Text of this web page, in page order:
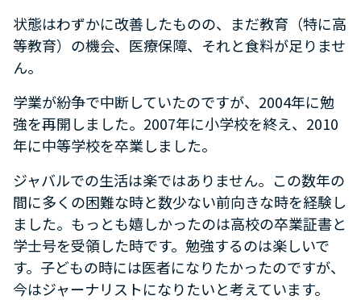
状態はわずかに改善したものの、まだ教育（特に高
等教育）の機会、医療保障、それと食料が足りませ
ん。
学業が紛争で中断していたのですが、2004年に勉
強を再開しました。2007年に小学校を終え、2010
年に中等学校を卒業しました。
ジャバルでの生活は楽ではありません。この数年の
間に多くの困難な時と数少ない前向きな時を経験し
ました。もっとも嬉しかったのは高校の卒業証書と
学士号を受領した時です。勉強するのは楽しいで
す。子どもの時には医者になりたかったのですが、
今はジャーナリストになりたいと考えています。